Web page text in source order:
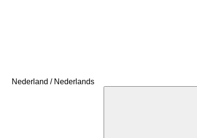
Nederland / Nederlands